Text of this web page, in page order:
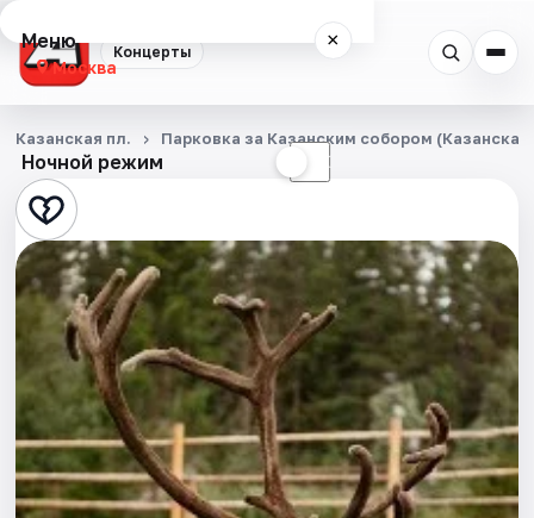
Концерты
Меню ×
Москва
Концерты
Города
Площадки
Артисты
Рейтинги
Ночной режим ☾
Казанская пл. Парковка за Казанским собором (Казанская